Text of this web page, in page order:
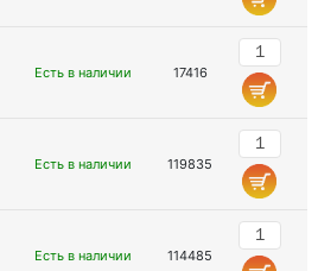
Есть в наличии 17416
Есть в наличии 119835
Есть в наличии 114485